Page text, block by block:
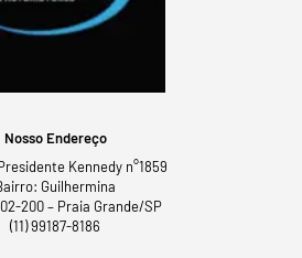
Nosso Endereço
Kennedy n°1859
Guilhermina
200 – Praia Grande/SP
(11) 99187-8186